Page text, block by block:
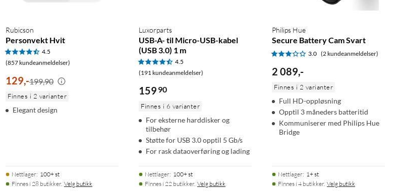
Rubicson
Personvekt Hvit
4.5
(857 kundeanmeldelser)
129,-199,90
Finnes i 2 varianter
Elegant design
Nettlager: 100+ st
Finnes i 28 butikker. Velg butikk
Luxorparts
USB-A- til Micro-USB-kabel
(USB 3.0) 1 m
4.5
(191 kundeanmeldelser)
159 90
Finnes i 6 varianter
For eksterne harddisker og
tilbehør
Støtte for USB 3.0 opptil 5 Gb/s
For rask dataoverføring og lading
Nettlager: 100+ st
Finnes i 22 butikker. Velg butikk
Philips Hue
Secure Battery Cam Svart
3.0 (2 kundeanmeldelser)
2 089,-
Finnes i 2 varianter
Full HD-oppløsning
Opptil 3 måneders batteritid
Kommuniserer med Philips Hue
Bridge
Nettlager: 1+ st
Finnes i 4 butikker. Velg butikk